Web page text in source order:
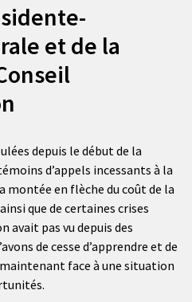
et de la
depuis le début de la
d’appels incessants à la
montée en flèche du coût de la
que de certaines crises
avait pas vu depuis des
de cesse d’apprendre et de
face à une situation